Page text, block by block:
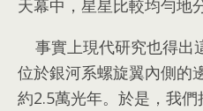
天幕中 ， 星星比較均勻地
事實上現代研究也得出
位於銀河系螺旋翼內側的
約2.5萬光年。 於是 ， 我們